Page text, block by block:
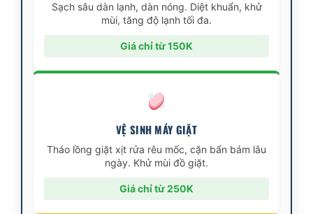
Sạch sâu dàn lạnh, dàn nóng. Diệt khuẩn, khử
mùi, tăng độ lạnh tối đa.
Giá chỉ từ 150K
VỆ SINH MÁY GIẶT
Tháo lồng giặt xịt rửa rêu mốc, cặn bẩn bám lâu
ngày. Khử mùi đồ giặt.
Giá chỉ từ 250K